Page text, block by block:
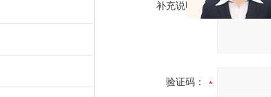
补充说明：
验证码：